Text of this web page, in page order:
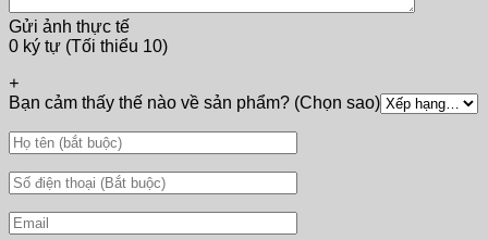
Gửi ảnh thực tế
0 ký tự (Tối thiểu 10)
+
Bạn cảm thấy thế nào về sản phẩm? (Chọn sao)